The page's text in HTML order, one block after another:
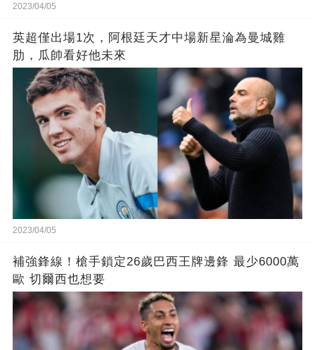
2023/04/05
英超僅出場1次，阿根廷天才中場新星淪為曼城雞
肋，瓜帥看好他未來
2023/04/05
補強鋒線！槍手鎖定26歲巴西王牌邊鋒 最少6000萬
歐 切爾西也想要